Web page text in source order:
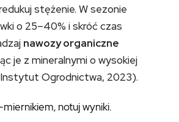
stężenie. W sezonie
o 25–40% i skróć czas
nawozy organiczne
je z mineralnymi o wysokiej
Ogrodnictwa, 2023).
miernikiem, notuj wyniki.